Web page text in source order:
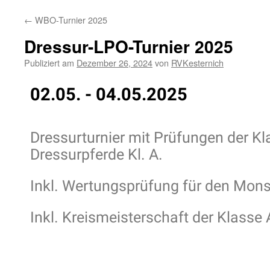
← WBO-Turnier 2025
Dressur-LPO-Turnier 2025
Publiziert am Dezember 26, 2024von RVKesternich
02.05. - 04.05.2025
Dressurturnier mit Prüfungen der
Dressurpferde Kl. A.
Inkl. Wertungsprüfung für den
Inkl. Kreismeisterschaft der Klasse